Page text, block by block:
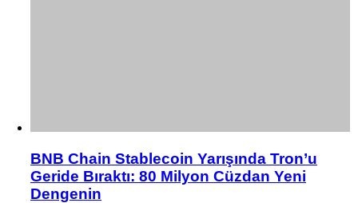
BNB Chain Stablecoin Yarışında Tron’u
Geride Bıraktı: 80 Milyon Cüzdan Yeni
Dengenin